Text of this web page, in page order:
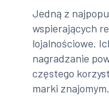
Jedną z
wspierających
lojalnościowe.
nagradzanie
częstego
marki